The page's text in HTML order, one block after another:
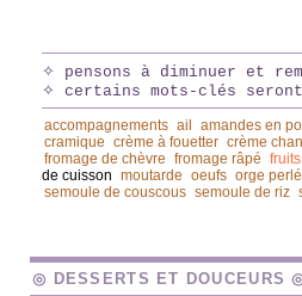
✧ pensons à diminuer et
✧ certains mots-clés
accompagnements ail amandes en
cramique crème à fouetter crème
fromage de chèvre fromage râpé fruits
de cuisson moutarde oeufs orge perlé
semoule de couscous semoule de riz
◎ DESSERTS ET DOUCEURS